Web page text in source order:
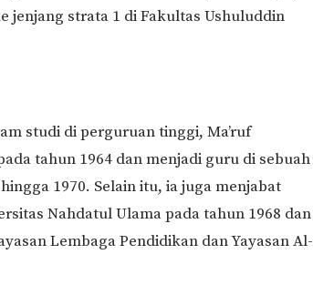
jenjang strata 1 di Fakultas Ushuluddin
studi di perguruan tinggi, Ma’ruf
tahun 1964 dan menjadi guru di sebuah
1970. Selain itu, ia juga menjabat
Nahdatul Ulama pada tahun 1968 dan
Lembaga Pendidikan dan Yayasan Al-